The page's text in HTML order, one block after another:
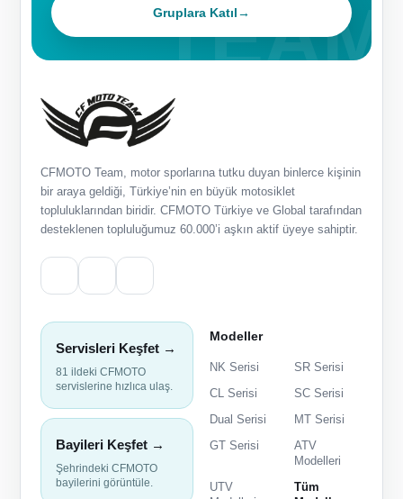
Gruplara Katıl→
CFMOTO Team, motor sporlarına tutku duyan binlerce kişinin
bir araya geldiği, Türkiye’nin en büyük motosiklet
topluluklarından biridir. CFMOTO Türkiye ve Global tarafından
desteklenen topluluğumuz 60.000’i aşkın aktif üyeye sahiptir.
Servisleri Keşfet →
81 ildeki CFMOTO
servislerine hızlıca ulaş.
Bayileri Keşfet →
Şehrindeki CFMOTO
bayilerini görüntüle.
Modeller
NK Serisi
SR Serisi
CL Serisi
SC Serisi
Dual Serisi
MT Serisi
GT Serisi
ATV
Modelleri
UTV
Tüm